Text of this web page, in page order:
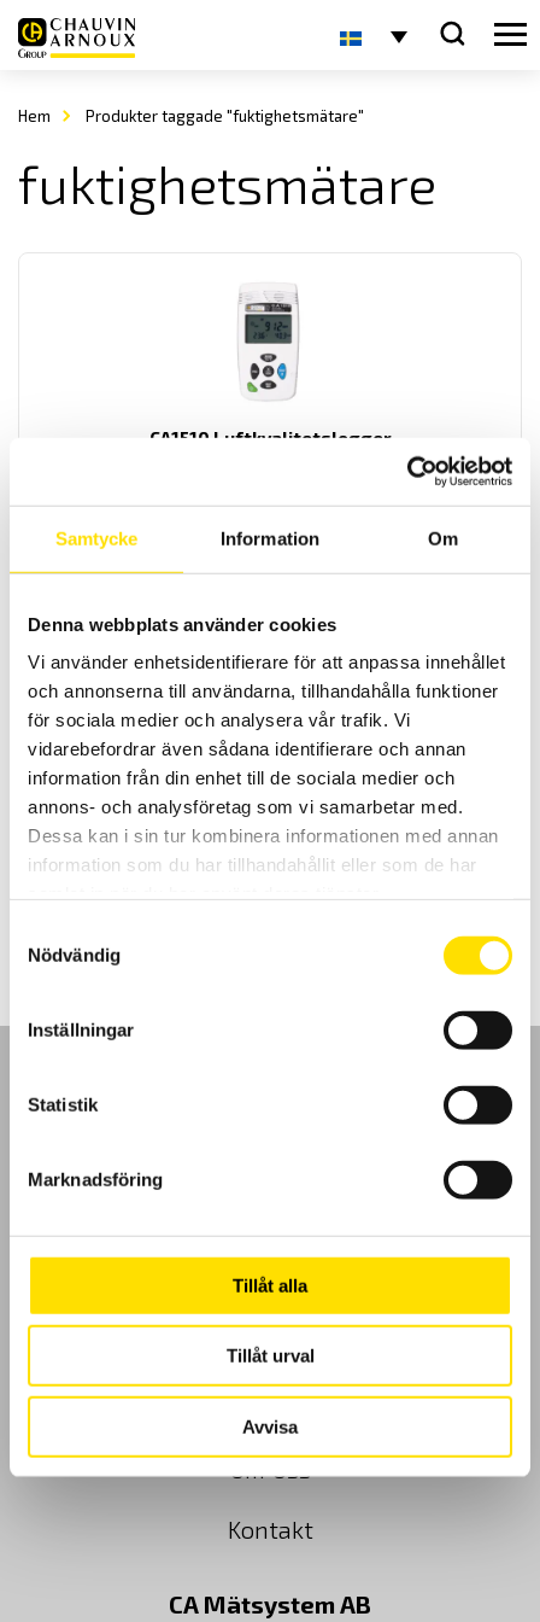
Samtycke Information Om
Denna webbplats använder cookies
Vi använder enhetsidentifierare för att anpassa innehållet
och annonserna till användarna, tillhandahålla funktioner
för sociala medier och analysera vår trafik. Vi
vidarebefordrar även sådana identifierare och annan
information från din enhet till de sociala medier och
annons- och analysföretag som vi samarbetar med.
Dessa kan i sin tur kombinera informationen med annan
information som du har tillhandahållit eller som de har
Nödvändig
Inställningar
Statistik
Marknadsföring
Tillåt alla
Tillåt urval
Avvisa
Hem Produkter taggade "fuktighetsmätare"
fuktighetsmätare
CA1510 Luftkvalitetslogger
Inomhuskvalitetslogger som mäter och spelar in tre fysiska
(koldioxid), temperatur samt relativ luftfuktighet.
5,950.00 LÄS MER
CA847 Fuktmätare
Fuktmätare för material som trä och betong med fasta 12 mm
3,795.00kr LÄS MER
Cookies
Klagomål
Kundundersökning
Kontakt
CA Mätsystem AB